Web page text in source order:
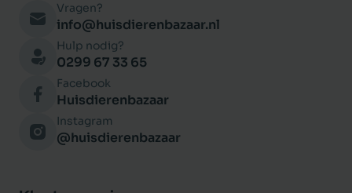
Vragen?
info@huisdierenbazaar.nl
Hulp nodig?
0299 67 33 65
Facebook
Huisdierenbazaar
Instagram
@huisdierenbazaar